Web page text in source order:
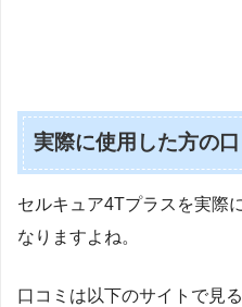
実際に使用した方の
セルキュア4Tプラスを実際
なりますよね。
口コミは以下のサイトで見